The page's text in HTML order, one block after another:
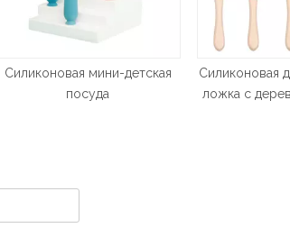
Силиконовая детская вилка и
ложка с деревянной ручкой